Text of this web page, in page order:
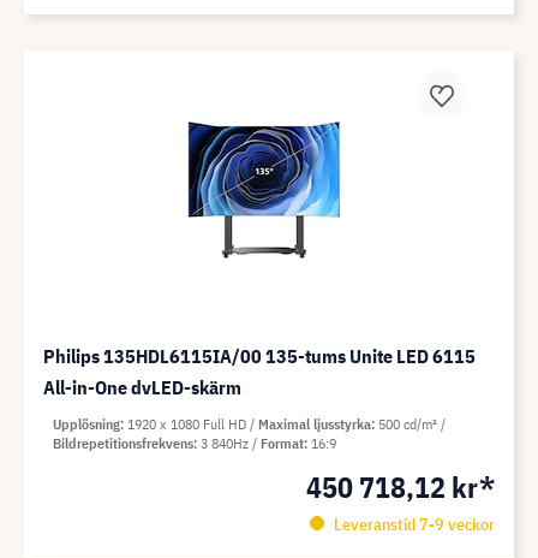
Philips 135HDL6115IA/00 135-tums Unite LED 6115
All-in-One dvLED-skärm
450 718,12 kr*
Leveranstid 7-9 veckor
Upplösning 1920 x 1080 Full HD Maximal ljusstyrka 500 cd/m²
Bildrepetitionsfrekvens 3 840Hz Format 16:9